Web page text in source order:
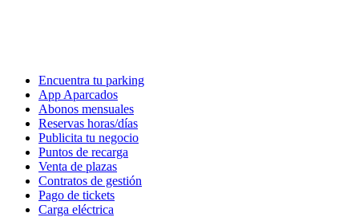
Encuentra tu parking
App Aparcados
Abonos mensuales
Reservas horas/días
Publicita tu negocio
Puntos de recarga
Venta de plazas
Contratos de gestión
Pago de tickets
Carga eléctrica